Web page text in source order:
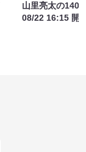
山里亮太の140
08/22 16:15 開